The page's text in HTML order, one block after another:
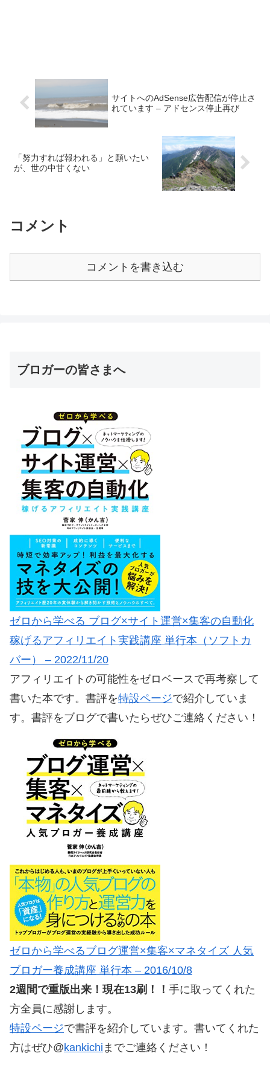
サイトへのAdSense広告配信が停止さ
れています – アドセンス停止再び
「努力すれば報われる」と願いたい
が、世の中甘くない
コメント
コメントを書き込む
ブロガーの皆さまへ
ゼロから学べる ブログ×サイト運営×集客の自動化
稼げるアフィリエイト実践講座 単行本（ソフトカ
バー） – 2022/11/20
アフィリエイトの可能性をゼロベースで再考察して
書いた本です。書評を特設ページで紹介していま
す。書評をブログで書いたらぜひご連絡ください！
ゼロから学べるブログ運営×集客×マネタイズ 人気
ブロガー養成講座 単行本 – 2016/10/8
2週間で重版出来！現在13刷！！ 手に取ってくれた
方全員に感謝します。
特設ページで書評を紹介しています。書いてくれた
方はぜひ@kankichi までご連絡ください！